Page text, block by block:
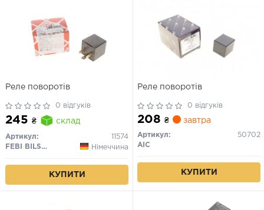
Реле поворотів
0 відгуків
245 ₴ склад
Артикул:
11574
FEBI BILSTEIN
Німеччина
КУПИТИ
Реле поворотів
0 відгуків
208 ₴ завтра
Артикул:
50702
AIC
КУПИТИ